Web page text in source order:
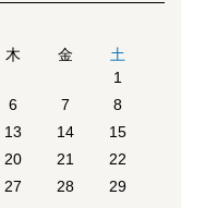
木 金 土
1
6 7
8
13 14
15
20 21
22
27 28
29